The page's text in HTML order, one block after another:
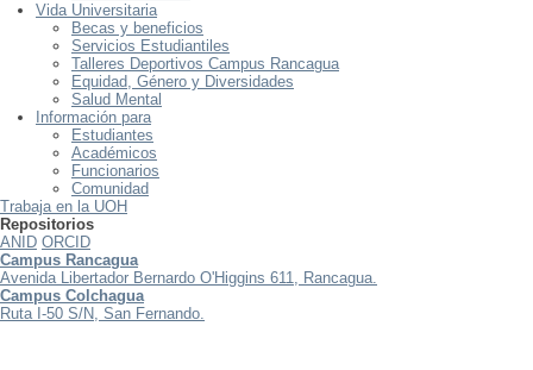
Vida Universitaria
Becas y beneficios
Servicios Estudiantiles
Talleres Deportivos Campus Rancagua
Equidad, Género y Diversidades
Salud Mental
Información para
Estudiantes
Académicos
Funcionarios
Comunidad
Trabaja en la UOH
Repositorios
ANID ORCID
Campus Rancagua
Avenida Libertador Bernardo O'Higgins 611, Rancagua.
Campus Colchagua
Ruta I-50 S/N, San Fernando.